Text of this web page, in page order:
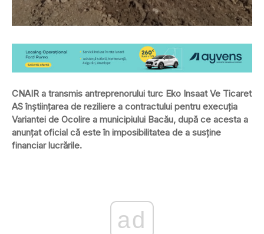
CNAIR a transmis antreprenorului turc Eko Insaat Ve Ticaret
AS înştiinţarea de reziliere a contractului pentru execuţia
Variantei de Ocolire a municipiului Bacău, după ce acesta a
anunţat oficial că este în imposibilitatea de a susţine
financiar lucrările.
ad